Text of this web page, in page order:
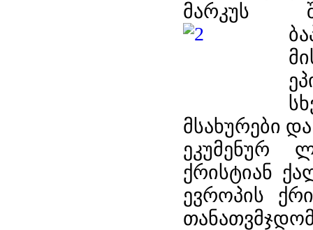
მარკუს
მსახურები
ეკუმენურ
ქრისტიან
ევროპის